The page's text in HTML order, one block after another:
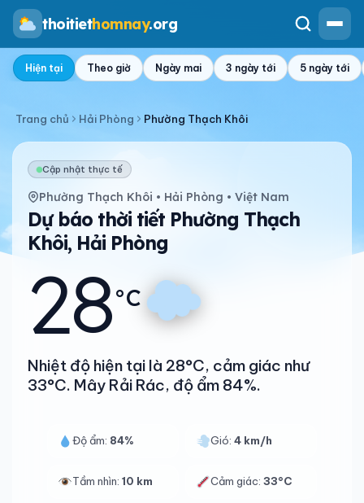
thoitiethomnay.org
Hiện tại Theo giờ Ngày mai 3 ngày tới 5 ngày tới
Trang chủ Hải Phòng Phường Thạch Khôi
Cập nhật thực tế
Phường Thạch Khôi • Hải Phòng • Việt Nam
Dự báo thời tiết Phường Thạch
Khôi, Hải Phòng
28°C
Nhiệt độ hiện tại là 28°C, cảm giác như
33°C. Mây Rải Rác, độ ẩm 84%.
Độ ẩm: 84% Gió:4 km/h
Tầm nhìn: 10 km Cảm giác:33°C